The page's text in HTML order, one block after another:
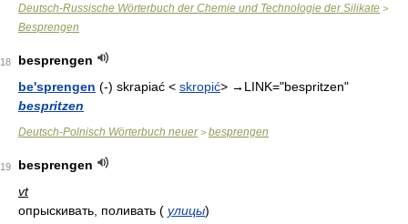
Deutsch-Russische Wörterbuch der Chemie und Technologie der Silikate >
Besprengen
18
besprengen
be'sprengen (-) skrapiać < skropić> → LINK="bespritzen"
bespritzen
Deutsch-Polnisch Wörterbuch neuer> besprengen
19
besprengen
vt
опрыскивать, поливать ( улицы)